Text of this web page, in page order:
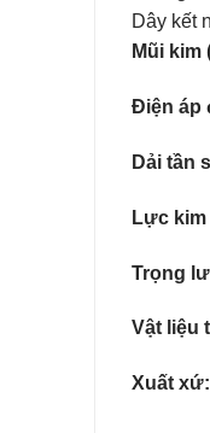
Dây kết
Mũi kim
Điện áp
Dải tần
Lực
Trọng
Vật liệu
Xuất xứ: